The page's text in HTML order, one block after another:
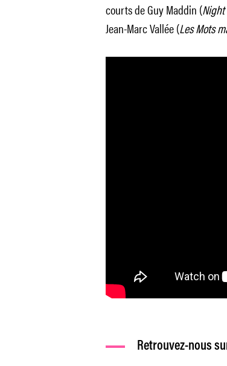
courts de Guy Maddin (
Jean-Marc Vallée (Les Mots
Retrouvez-nous